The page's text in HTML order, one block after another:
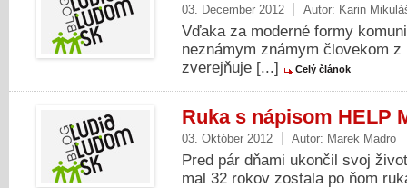
03. December 2012 Autor: Karin
Vďaka za moderné formy
neznámym známym človekom
zverejňuje [...]
Celý článok
Ruka s nápisom HELP
03. Október 2012 Autor: Marek Madro
Pred pár dňami ukončil svoj
mal 32 rokov zostala po ňom